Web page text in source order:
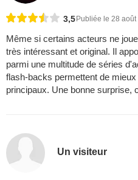
3,5 Publiée le 28 août
Même si certains acteurs ne
très intéressant et original. Il
parmi une multitude de séries
flash-backs permettent de
principaux. Une bonne surprise,
Un visiteur